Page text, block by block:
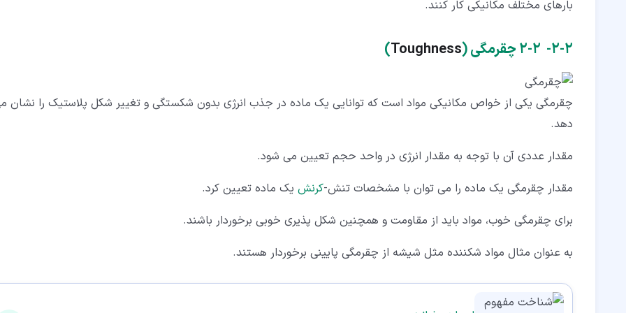
بارهای مختلف مکانیکی کار کنند.
۲‏-‏۲‏- 2-2 چقرمگی ( Toughness
)
چقرمگی یکی از خواص مکانیکی مواد است که توانایی یک ماده در جذب انرژی بدون شکستگی و تغییر شکل پلاستیک را نشان
دهد.
مقدار عددی آن با توجه به مقدار انرژی در واحد حجم تعیین می شود.
مقدار چقرمگی یک ماده را می توان با مشخصات تنش-کرنش یک ماده تعیین کرد.
برای چقرمگی خوب، مواد باید از مقاومت و همچنین شکل پذیری خوبی برخوردار باشند.
به عنوان مثال مواد شکننده مثل شیشه از چقرمگی پایینی برخوردار هستند.